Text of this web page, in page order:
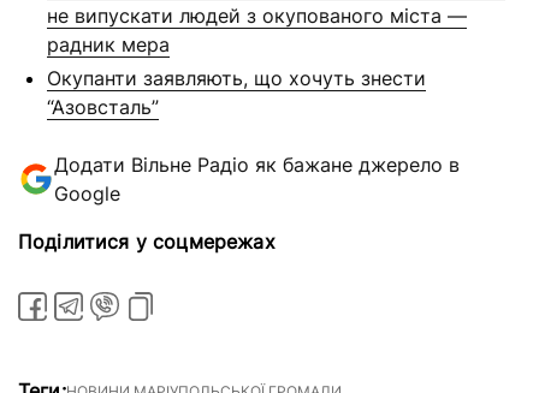
не випускати людей з окупованого міста —
радник мера
Окупанти заявляють, що хочуть знести
“Азовсталь”
Додати Вільне Радіо як бажане джерело в
Google
Поділитися у соцмережах